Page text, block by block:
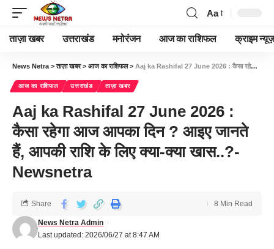
Aa
ताज़ा खबर उत्तराखंड मनोरंजन आज का राशिफल क्राइम न्यूज़
News Netra >ताज़ा खबर> आज का राशिफल> Aaj ka Rashifal 27 June 2026 : कैसा रहेगा आज आपका दिन ? आइए जानते हैं, आपकी राशि के लिए क्या-क्या खास..?- Newsnetra
आज का राशिफल उत्तराखंड ताज़ा खबर
Aaj ka Rashifal 27 June 2026 :
कैसा रहेगा आज आपका दिन ? आइए जानते
हैं, आपकी राशि के लिए क्या-क्या खास..?-
Newsnetra
Last updated: 2026/06/27 at 8:47 AM
News Netra Admin
Share 8 Min Read